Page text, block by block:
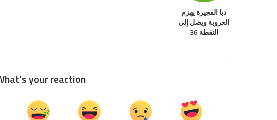
دبا الفجيرة يهزم
العروبة ويصل إلى
النقطة 36
your reaction?